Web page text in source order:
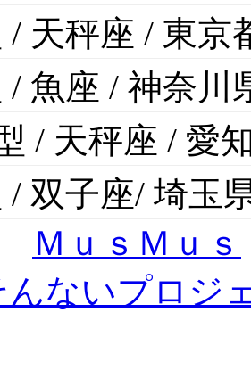
/ 天秤座 / 東京
/ 魚座 / 神奈川
/ 天秤座 / 愛
/ 双子座/ 埼玉
ＭｕｓＭｕｓ
んないプロジ